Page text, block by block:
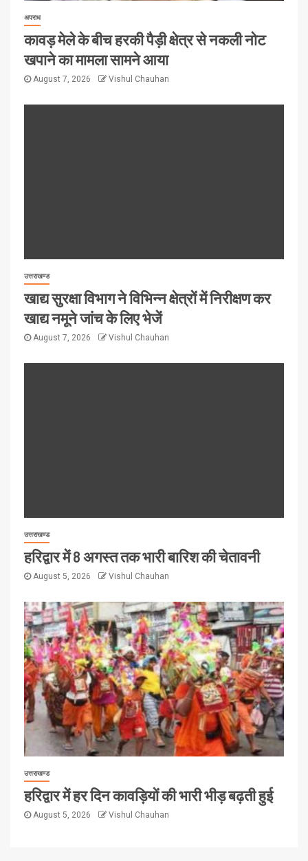
अपराध
कावड़ मेले के बीच हरकी पैड़ी क्षेत्र से नकली नोट
खपाने का मामला सामने आया
August 7, 2026 Vishul Chauhan
उत्तराखण्ड
खाद्य सुरक्षा विभाग ने विभिन्न क्षेत्रों में निरीक्षण कर
खाद्य नमूने जांच के लिए भेजें
August 7, 2026 Vishul Chauhan
उत्तराखण्ड
हरिद्वार में 8 अगस्त तक भारी बारिश की चेतावनी
August 5, 2026 Vishul Chauhan
उत्तराखण्ड
हरिद्वार में हर दिन कावड़ियों की भारी भीड़ बढ़ती हुई
August 5, 2026 Vishul Chauhan